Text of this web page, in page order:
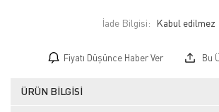
İade Bilgisi:
Fiyatı Düşünce Haber Ver Bu
ÜRÜN BILGISI